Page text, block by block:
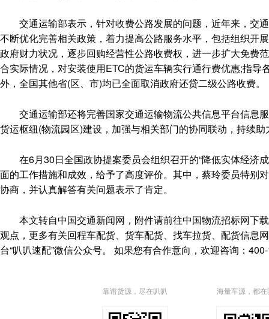
交通运输部表示，针对收费公路发展的问题，近年来，交
不断优化完善相关政策，着力提高公路服务水平，包括组织开
政府财力状况，逐步回购经营性公路收费权，进一步扩大免费
合实际情况，对安装使用ETC的货运车辆实行通行费优惠;指
外，全国其他省(区、市)均已全面取消政府还贷二级公路收费。
交通运输部还将完善国家交通运输物流公共信息平台信息
货运枢纽(物流园区)建设，加强与相关部门的协同联动，持续助
在6月30日全国政协提案委员会组织召开的“降低实体经济成
面的工作措施和成效，给予了高度评价。其中，蔡玲委员特别
协商，并认真解答有关问题表示了肯定。
本文转自中国交通新闻网，附件请前往中国物流招标网下
观点，更多有关回程车配货、货车配货、找车拉货、配货信息
台“叭叭速配”微信公众号。 如果您有合作意向，欢迎咨询：
靠谱货源，尽在叭叭 海量车源，都在